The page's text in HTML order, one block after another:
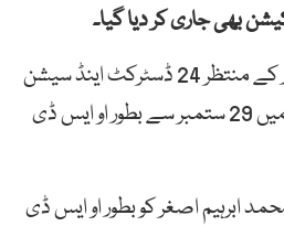
بھی جاری کر دیا گیا۔
نوٹیفکیشن کے مطابق تقرر کے منتظر 24 ڈسٹرکٹ اینڈ سیشن
ججز اپنے متعلقہ اضلاع میں 29 ستمبر سے بطور او ایس ڈی
ابرہیم اصغر کو بطور او ایس ڈی